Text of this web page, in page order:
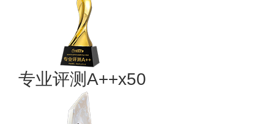
专业​评测A++x50